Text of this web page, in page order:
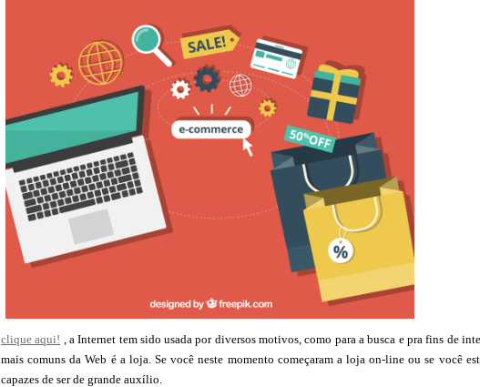
clique aqui! , a Internet tem sido usada por diversos motivos, como para a busca e pra fins de
mais comuns da Web é a loja. Se você neste momento começaram a loja on-line ou se você
capazes de ser de grande auxílio.